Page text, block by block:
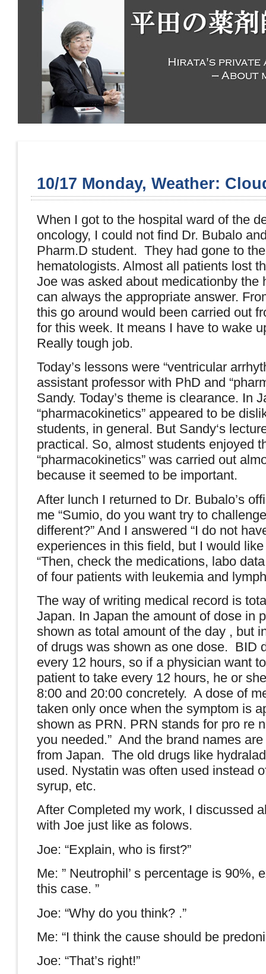
10/17 Monday, Weather:
When I got to the hospital ward of the
oncology, I could not find Dr. Bubalo
Pharm.D student. They had gone to
hematologists. Almost all patients lost
Joe was asked about medicationby the
can always the appropriate answer.
this go around would been carried out
for this week. It means I have to wake
Really tough job.
Today’s lessons were “ventricular
assistant professor with PhD and
Sandy. Today’s theme is clearance. In
“pharmacokinetics” appeared to be
students, in general. But Sandy‘s
practical. So, almost students enjoyed
“pharmacokinetics” was carried out
because it seemed to be important.
After lunch I returned to Dr. Bubalo’s
me “Sumio, do you want try to
different?” And I answered “I do not
experiences in this field, but I would like
“Then, check the medications, labo
of four patients with leukemia and
The way of writing medical record is
Japan. In Japan the amount of dose in
shown as total amount of the day , but
of drugs was shown as one dose. BID
every 12 hours, so if a physician want
patient to take every 12 hours, he or
8:00 and 20:00 concretely. A dose of
taken only once when the symptom is
shown as PRN. PRN stands for pro re
you needed.” And the brand names
from Japan. The old drugs like
used. Nystatin was often used instead
syrup, etc.
After Completed my work, I discussed
with Joe just like as folows.
Joe: “Explain, who is first?”
Me: ” Neutrophil’ s percentage is 90%,
this case. ”
Joe: “Why do you think? .”
Me: “I think the cause should be
Joe: “That’s right!”